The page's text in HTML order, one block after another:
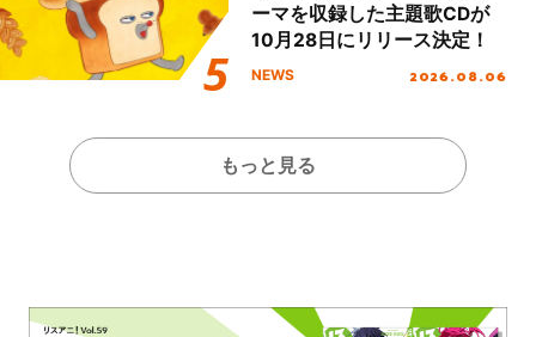
ーマを収録した主題歌CDが
10月28日にリリース決定！
NEWS 2026.08.06
もっと見る